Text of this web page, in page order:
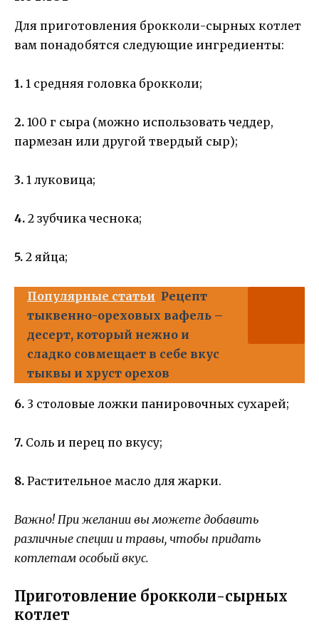
Для приготовления брокколи-сырных котлет
вам понадобятся следующие ингредиенты:
1. 1 средняя головка брокколи;
2. 100 г сыра (можно использовать чеддер,
пармезан или другой твердый сыр);
3. 1 луковица;
4. 2 зубчика чеснока;
5. 2 яйца;
Популярные статьи Рецепт
тыквенно-ореховых вафель –
десерт, который нежно и
сладко совмещает в себе вкус
тыквы и хруст орехов
6. 3 столовые ложки панировочных сухарей;
7. Соль и перец по вкусу;
8. Растительное масло для жарки.
Важно! При желании вы можете добавить
различные специи и травы, чтобы придать
котлетам особый вкус.
Приготовление брокколи-сырных
котлет